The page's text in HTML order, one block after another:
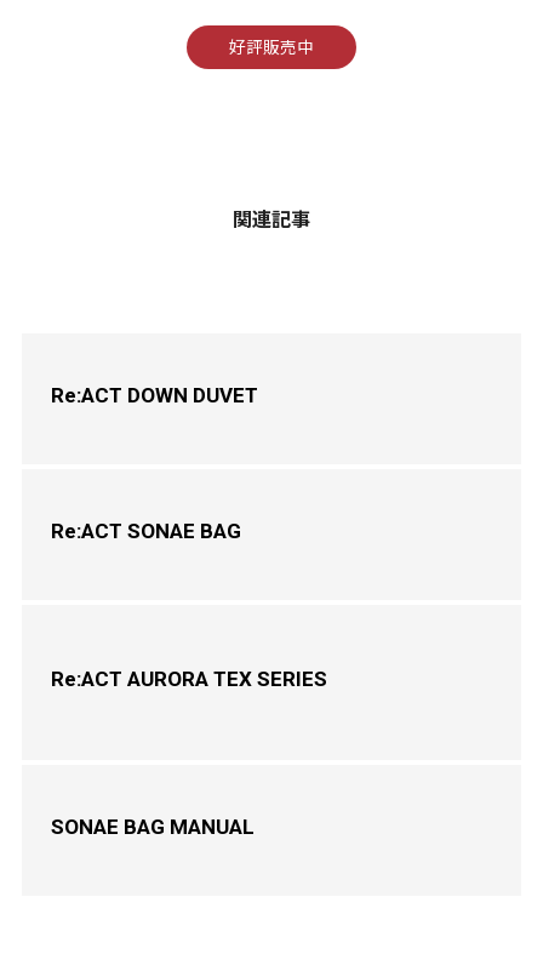
好評販売中
関連記事
Re:ACT DOWN DUVET
Re:ACT SONAE BAG
Re:ACT AURORA TEX SERIES
SONAE BAG MANUAL